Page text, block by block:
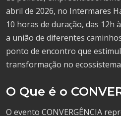
abril de 2026, no Intermares
10 horas de duração, das 12h
a união de diferentes
ponto de encontro que
transformação no
O Que é o
O evento CONVERGÊNCIA